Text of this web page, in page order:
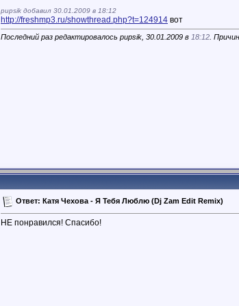
pupsik добавил 30.01.2009 в 18:12
http://freshmp3.ru/showthread.php?t=124914 вот
Последний раз редактировалось pupsik, 30.01.2009 в 18:12 .
Ответ: Катя Чехова - Я Тебя Люблю (Dj Zam Edit Remix)
НЕ понравился! Спасибо!